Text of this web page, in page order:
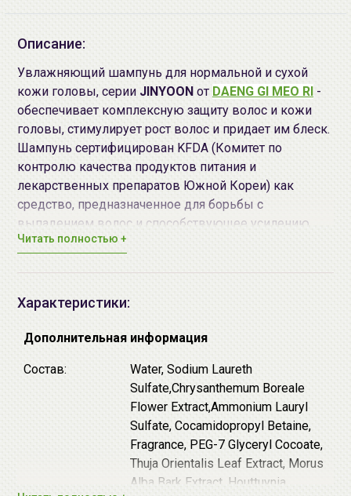
Описание:
Увлажняющий шампунь для нормальной и сухой
кожи головы, серии JINYOON от DAENG GI MEO RI -
обеспечивает комплексную защиту волос и кожи
головы, стимулирует рост волос и придает им блеск.
Шампунь сертифицирован KFDA (Комитет по
контролю качества продуктов питания и
лекарственных препаратов Южной Кореи) как
средство, предназначенное для борьбы с
выпадением волос и способствующее усилению
роста волос. Масло камелии – основной компонент
и раздражения кожи головы, а комплекс
хауттюйнии, шелковицы, хризантемы, полыни, горца
и сухие волосы, увлажняют кожу головы,
оказывают антиоксидантный эффект.
Средство не содержит: искусственных красителей,
животных масел и компонентов животного
происхождения, бензофенона, минеральных масел.
Способ применения:Нанесите небольшое
Читать полностью +
Характеристики:
Дополнительная информация
Состав:
Water, Sodium Laureth
Sulfate,Chrysanthemum Boreale
Flower Extract,Ammonium Lauryl
Sulfate, Cocamidopropyl Betaine,
Fragrance, PEG-7 Glyceryl Cocoate,
Thuja Orientalis Leaf Extract, Morus
Alba Bark Extract, Houttuynia